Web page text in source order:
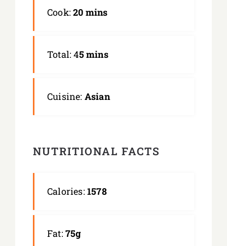
Cook:20 mins
Total: 45 mins
Cuisine: Asian
NUTRITIONAL FACTS
Calories: 1578
Fat: 75g